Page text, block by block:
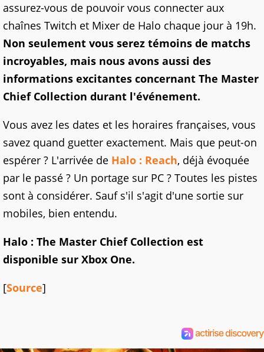
assurez-vous de pouvoir vous connecter aux
chaînes Twitch et Mixer de Halo chaque jour à 19h.
Non seulement vous serez témoins de matchs
incroyables, mais nous avons aussi des
informations excitantes concernant The Master
Chief Collection durant l'événement.
Vous avez les dates et les horaires françaises, vous
savez quand guetter exactement. Mais que peut-on
espérer ? L'arrivée de Halo : Reach, déjà évoquée
par le passé ? Un portage sur PC ? Toutes les pistes
sont à considérer. Sauf s'il s'agit d'une sortie sur
mobiles, bien entendu.
Halo : The Master Chief Collection est
disponible sur Xbox One.
[Source]